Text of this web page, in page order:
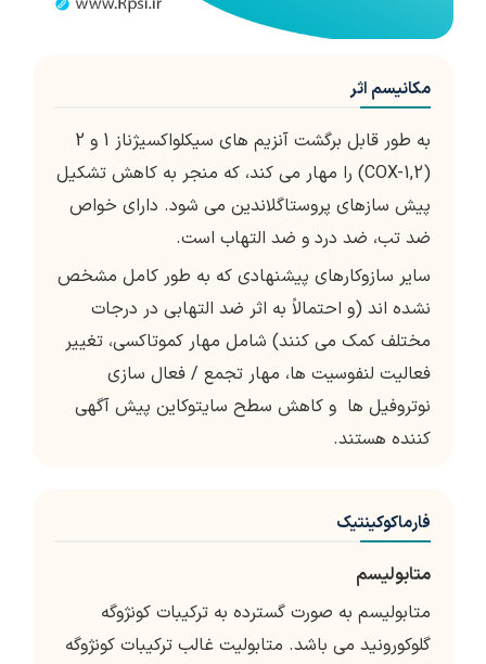
مکانیسم اثر
به طور قابل برگشت آنزیم های سیکلواکسیژناز 1 و 2
(COX-1,2) را مهار می کند، که منجر به کاهش تشکیل
پیش سازهای پروستاگلاندین می شود. دارای خواص
ضد تب، ضد درد و ضد التهاب است.
سایر سازوکارهای پیشنهادی که به طور کامل مشخص
نشده اند (و احتمالاً به اثر ضد التهابی در درجات
مختلف کمک می کنند) شامل مهار کموتاکسی، تغییر
فعالیت لنفوسیت ها، مهار تجمع / فعال سازی
نوتروفیل ها و کاهش سطح سایتوکاین پیش آگهی
کننده هستند.
فارماکوکینتیک
متابولیسم
متابولیسم به صورت گسترده به ترکیبات کونژوگه
گلوکورونید می باشد. متابولیت غالب ترکیبات کونژوگه